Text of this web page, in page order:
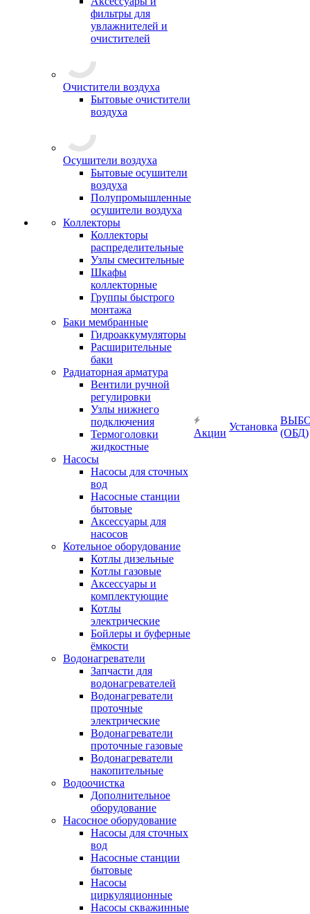
фильтры для
увлажнителей и
очистителей
Очистители воздуха
Бытовые очистители
воздуха
Осушители воздуха
Бытовые осушители
воздуха
Полупромышленные
осушители воздуха
Коллекторы
Коллекторы
распределительные
Узлы смесительные
Шкафы
коллекторные
Группы быстрого
монтажа
Баки мембранные
Гидроаккумуляторы
Расширительные
баки
Радиаторная арматура
Вентили ручной
регулировки
Узлы нижнего
подключения
Термоголовки
жидкостные
Насосы
Насосы для сточных
вод
Насосные станции
бытовые
Аксессуары для
насосов
Котельное оборудование
Котлы дизельные
Котлы газовые
Аксессуары и
комплектующие
Котлы
электрические
Бойлеры и буферные
ёмкости
Водонагреватели
Запчасти для
водонагревателей
Водонагреватели
проточные
электрические
Водонагреватели
проточные газовые
Водонагреватели
накопительные
Водоочистка
Дополнительное
оборудование
Насосное оборудование
Насосы для сточных
вод
Насосные станции
бытовые
Насосы
циркуляционные
Насосы скважинные
Акции
Установка
(ОБД)